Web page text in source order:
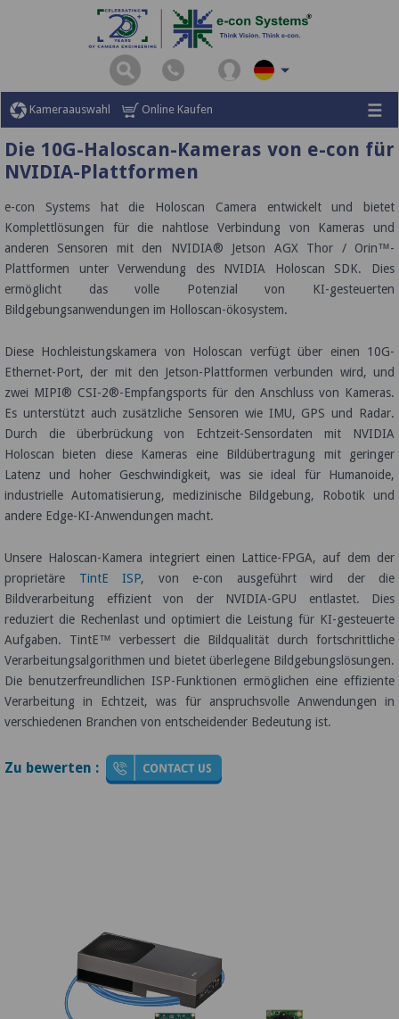
Kameraauswahl Online Kaufen
Die 10G-Haloscan-Kameras von e-con für
NVIDIA-Plattformen
e-con Systems hat die Holoscan Camera entwickelt und bietet
Komplettlösungen für die nahtlose Verbindung von Kameras und
anderen Sensoren mit den NVIDIA® Jetson AGX Thor / Orin™-
Plattformen unter Verwendung des NVIDIA Holoscan SDK. Dies
ermöglicht das volle Potenzial von KI-gesteuerten
Bildgebungsanwendungen im Holloscan-ökosystem.
Diese Hochleistungskamera von Holoscan verfügt über einen 10G-
Ethernet-Port, der mit den Jetson-Plattformen verbunden wird, und
zwei MIPI® CSI-2®-Empfangsports für den Anschluss von Kameras.
Es unterstützt auch zusätzliche Sensoren wie IMU, GPS und Radar.
Durch die überbrückung von Echtzeit-Sensordaten mit NVIDIA
Holoscan bieten diese Kameras eine Bildübertragung mit geringer
Latenz und hoher Geschwindigkeit, was sie ideal für Humanoide,
industrielle Automatisierung, medizinische Bildgebung, Robotik und
andere Edge-KI-Anwendungen macht.
Unsere Haloscan-Kamera integriert einen Lattice-FPGA, auf dem der
proprietäre TintE ISP, von e-con ausgeführt wird der die
Bildverarbeitung effizient von der NVIDIA-GPU entlastet. Dies
reduziert die Rechenlast und optimiert die Leistung für KI-gesteuerte
Aufgaben. TintE™ verbessert die Bildqualität durch fortschrittliche
Verarbeitungsalgorithmen und bietet überlegene Bildgebungslösungen.
Die benutzerfreundlichen ISP-Funktionen ermöglichen eine effiziente
Verarbeitung in Echtzeit, was für anspruchsvolle Anwendungen in
verschiedenen Branchen von entscheidender Bedeutung ist.
Zu bewerten :